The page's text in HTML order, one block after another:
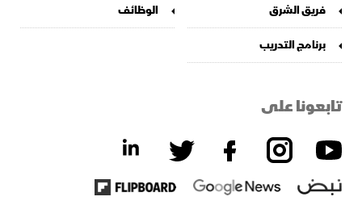
فريق الشرق
الوظائف
برنامج التدريب
تابعونا على